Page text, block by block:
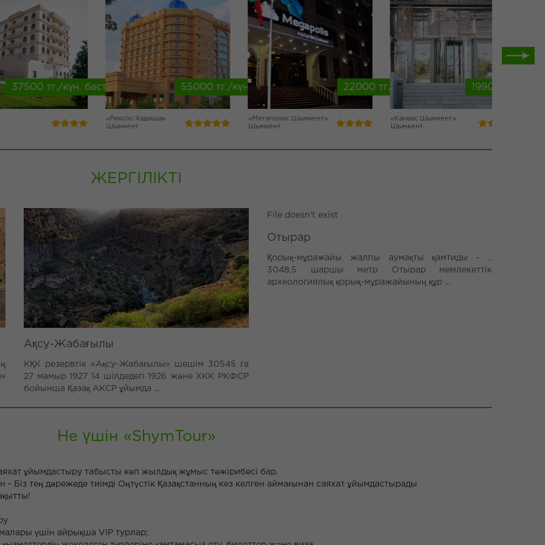
тг./күн. бастап 55000 тг./күн. бастап
«Риксос Хадиша»
Шымкент
22000 тг./күн. бастап
«Мегаполис Шымкент»
Шымкент
19900 тг./күн.
«Канвас Шымкент»
Шымкент
ЖЕРГІЛІКТІ
Ақсу-Жабағылы
КҚК резервтік «Ақсу-Жабағылы» шешім 30545 га
27 мамыр 1927 14 шілдедегі 1926 және ХКК РКФСР
бойынша Қазақ АКСР ұйымда ...
File doesn't exist
Отырар
Қорық-мұражайы жалпы аумақты қамтиды - ..
3048,5 шаршы метр Отырар мемлекеттік
археологиялық қорық-мұражайының құр ...
Не үшін «ShymTour»
ұйымдастыру табысты көп жылдық жұмыс тәжірибесі бар.
Біз тең дәрежеде тиімді Оңтүстік Қазақстанның кез келген аймағынан саяхат ұйымдастырады
үшін айрықша VIP турлар;